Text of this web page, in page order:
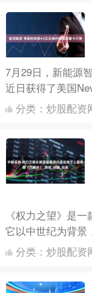
7月29日，新能源
近日获得了美国
价值逾4.3亿元人
分类： 炒股配资
《权力之望》是
它以中世纪为背景
片虚拟大陆上建立
人。游戏不仅....
分类： 炒股配资